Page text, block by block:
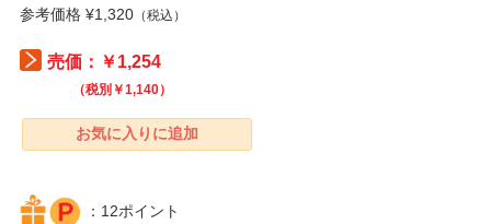
参考価格 ¥1,320 （税込）
売価：￥1,254
（税別￥1,140）
：12ポイント